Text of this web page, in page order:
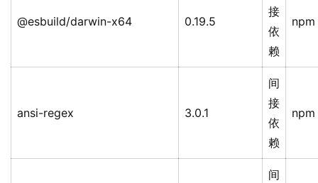
@esbuild/darwin-x64 0.19.5
接
依
赖
npm
ansi-regex 3.0.1
间
接
依
赖
npm
间